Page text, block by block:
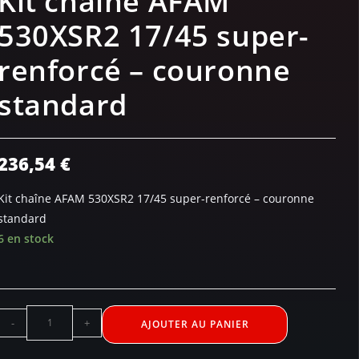
17/45 super-
– couronne
€
chaîne AFAM 530XSR2 17/45 super-renforcé – couronne
en stock
- + AJOUTER AU PANIER